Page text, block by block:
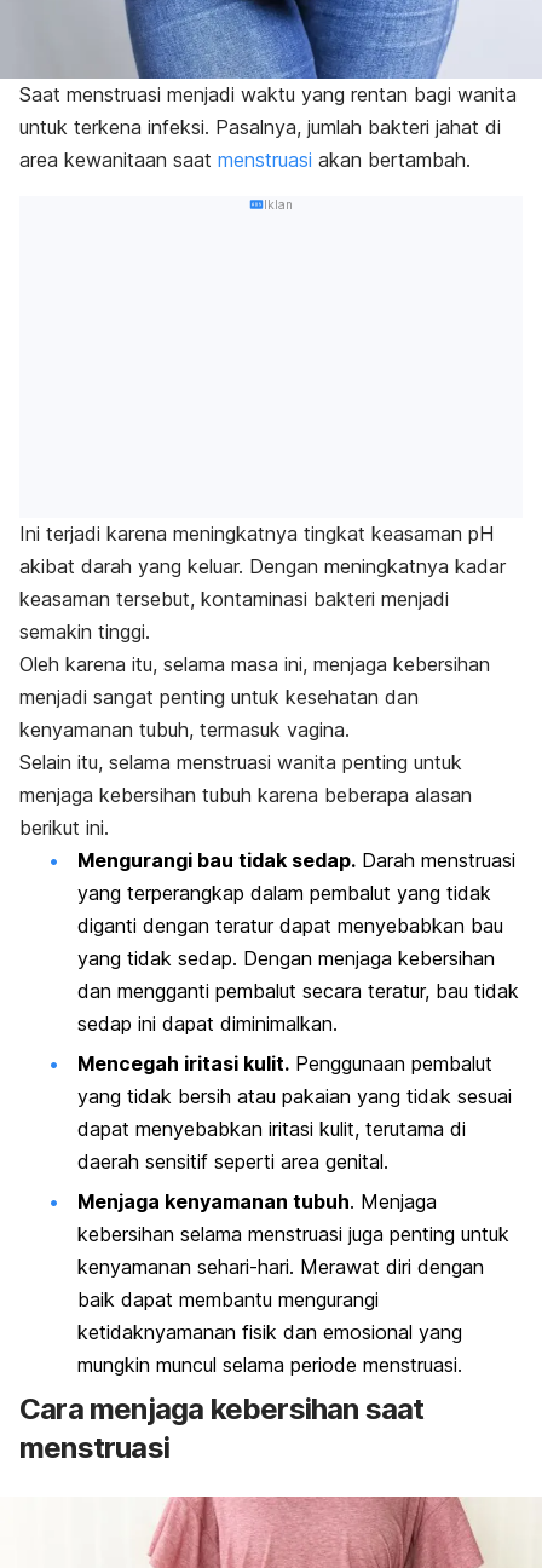
Saat menstruasi menjadi waktu yang rentan bagi wanita
untuk terkena infeksi. Pasalnya, jumlah bakteri jahat di
area kewanitaan saat menstruasi akan bertambah.
Iklan
Ini terjadi karena meningkatnya tingkat keasaman pH
akibat darah yang keluar. Dengan meningkatnya kadar
keasaman tersebut, kontaminasi bakteri menjadi
semakin tinggi.
Oleh karena itu, selama masa ini, menjaga kebersihan
menjadi sangat penting untuk kesehatan dan
kenyamanan tubuh, termasuk vagina.
Selain itu, selama menstruasi wanita penting untuk
menjaga kebersihan tubuh karena beberapa alasan
berikut ini.
Mengurangi bau tidak sedap. Darah menstruasi
yang terperangkap dalam pembalut yang tidak
diganti dengan teratur dapat menyebabkan bau
yang tidak sedap. Dengan menjaga kebersihan
dan mengganti pembalut secara teratur, bau tidak
sedap ini dapat diminimalkan.
Mencegah iritasi kulit. Penggunaan pembalut
yang tidak bersih atau pakaian yang tidak sesuai
dapat menyebabkan iritasi kulit, terutama di
daerah sensitif seperti area genital.
Menjaga kenyamanan tubuh. Menjaga
kebersihan selama menstruasi juga penting untuk
kenyamanan sehari-hari. Merawat diri dengan
baik dapat membantu mengurangi
ketidaknyamanan fisik dan emosional yang
mungkin muncul selama periode menstruasi.
Cara menjaga kebersihan saat
menstruasi